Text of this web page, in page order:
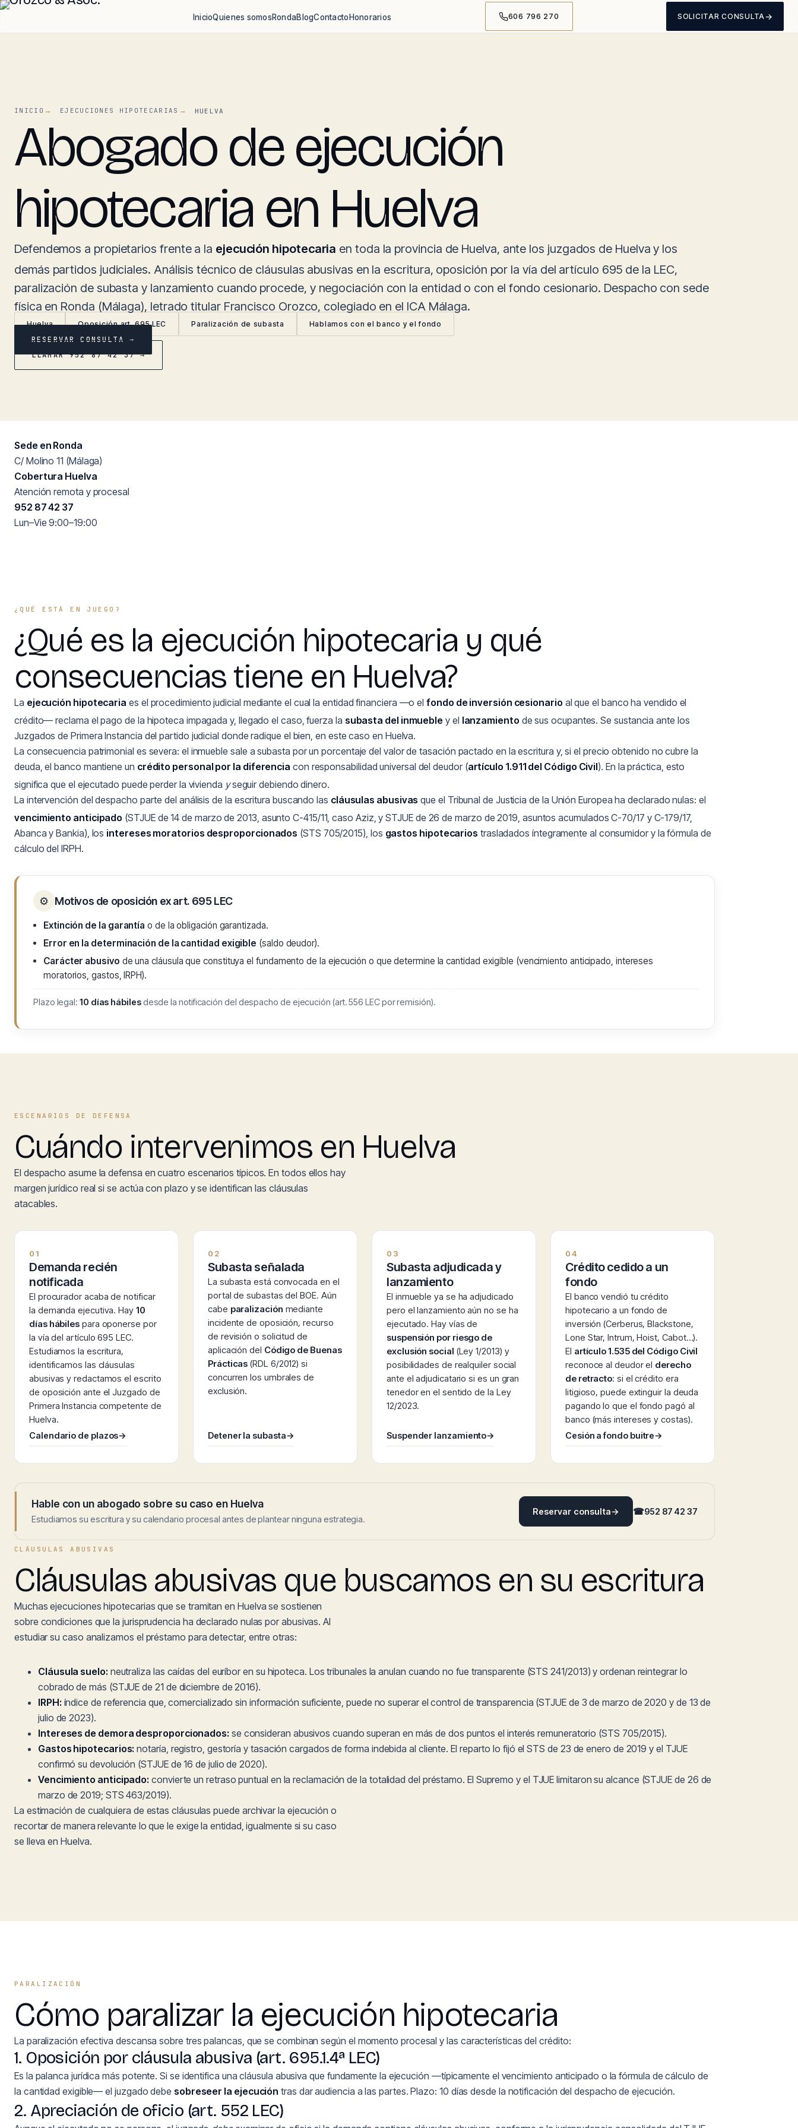
InicioQuienes somosRondaBlogContactoHonorarios 606 796 270 SOLICITAR CONSULTA→
INICIO EJECUCIONES HIPOTECARIAS HUELVA
Abogado de ejecución
hipotecaria en Huelva
Defendemos a propietarios frente a la ejecución hipotecaria en toda la provincia de Huelva, ante los juzgados de Huelva y los
demás partidos judiciales. Análisis técnico de cláusulas abusivas en la escritura, oposición por la vía del artículo 695 de la LEC,
paralización de subasta y lanzamiento cuando procede, y negociación con la entidad o con el fondo cesionario. Despacho con sede
física en Ronda (Málaga), letrado titular Francisco Orozco, colegiado en el ICA Málaga.
Huelva Oposición art. 695 LEC Paralización de subasta Hablamos con el banco y el fondo
RESERVAR CONSULTA →
LLAMAR 952 87 42 37 →
Sede en Ronda
C/ Molino 11 (Málaga)
Cobertura Huelva
Atención remota y procesal
952 87 42 37
Lun–Vie 9:00–19:00
¿QUÉ ESTÁ EN JUEGO?
¿Qué es la ejecución hipotecaria y qué
consecuencias tiene en Huelva?
La ejecución hipotecaria es el procedimiento judicial mediante el cual la entidad financiera —o elfondo de inversión cesionario al que el banco ha vendido el
crédito— reclama el pago de la hipoteca impagada y, llegado el caso, fuerza la subasta del inmueble y el lanzamiento de sus ocupantes. Se sustancia ante los
Juzgados de Primera Instancia del partido judicial donde radique el bien, en este caso en Huelva.
La consecuencia patrimonial es severa: el inmueble sale a subasta por un porcentaje del valor de tasación pactado en la escritura y, si el precio obtenido no cubre la
deuda, el banco mantiene un crédito personal por la diferencia con responsabilidad universal del deudor (artículo 1.911 del Código Civil). En la práctica, esto
significa que el ejecutado puede perder la vivienda yseguir debiendo dinero.
La intervención del despacho parte del análisis de la escritura buscando las cláusulas abusivas que el Tribunal de Justicia de la Unión Europea ha declarado nulas: el
vencimiento anticipado (STJUE de 14 de marzo de 2013, asunto C-415/11, caso Aziz, y STJUE de 26 de marzo de 2019, asuntos acumulados C-70/17 y C-179/17,
Abanca y Bankia), los intereses moratorios desproporcionados (STS 705/2015), los gastos hipotecarios trasladados íntegramente al consumidor y la fórmula de
cálculo del IRPH.
⚙ Motivos de oposición ex art. 695 LEC
Extinción de la garantía o de la obligación garantizada.
Error en la determinación de la cantidad exigible (saldo deudor).
Carácter abusivo de una cláusula que constituya el fundamento de la ejecución o que determine la cantidad exigible (vencimiento anticipado, intereses
moratorios, gastos, IRPH).
Plazo legal: 10 días hábilesdesde la notificación del despacho de ejecución (art. 556 LEC por remisión).
ESCENARIOS DE DEFENSA
Cuándo intervenimos en Huelva
El despacho asume la defensa en cuatro escenarios típicos. En todos ellos hay
margen jurídico real si se actúa con plazo y se identifican las cláusulas
atacables.
01
Demanda recién
notificada
El procurador acaba de notificar
la demanda ejecutiva. Hay 10
días hábiles para oponerse por
la vía del artículo 695 LEC.
Estudiamos la escritura,
identificamos las cláusulas
abusivas y redactamos el escrito
de oposición ante el Juzgado de
Primera Instancia competente de
Huelva.
Calendario de plazos→
02
Subasta señalada
La subasta está convocada en el
portal de subastas del BOE. Aún
cabe paralización mediante
incidente de oposición, recurso
de revisión o solicitud de
aplicación del Código de Buenas
Prácticas (RDL 6/2012) si
concurren los umbrales de
exclusión.
Detener la subasta→
03
Subasta adjudicada y
lanzamiento
El inmueble ya se ha adjudicado
pero el lanzamiento aún no se ha
ejecutado. Hay vías de
suspensión por riesgo de
exclusión social (Ley 1/2013) y
posibilidades de realquiler social
ante el adjudicatario si es un gran
tenedor en el sentido de la Ley
12/2023.
Suspender lanzamiento→
04
Crédito cedido a un
fondo
El banco vendió tu crédito
hipotecario a un fondo de
inversión (Cerberus, Blackstone,
Lone Star, Intrum, Hoist, Cabot…).
El artículo 1.535 del Código Civil
reconoce al deudor el derecho
de retracto: si el crédito era
litigioso, puede extinguir la deuda
pagando lo que el fondo pagó al
banco (más intereses y costas).
Cesión a fondo buitre→
Hable con un abogado sobre su caso en Huelva
Estudiamos su escritura y su calendario procesal antes de plantear ninguna estrategia.
Reservar consulta→ ☎952 87 42 37
CLÁUSULAS ABUSIVAS
Cláusulas abusivas que buscamos en su escritura
Muchas ejecuciones hipotecarias que se tramitan en Huelva se sostienen
sobre condiciones que la jurisprudencia ha declarado nulas por abusivas. Al
estudiar su caso analizamos el préstamo para detectar, entre otras:
Cláusula suelo: neutraliza las caídas del euríbor en su hipoteca. Los tribunales la anulan cuando no fue transparente (STS 241/2013) y ordenan reintegrar lo
cobrado de más (STJUE de 21 de diciembre de 2016).
IRPH: índice de referencia que, comercializado sin información suficiente, puede no superar el control de transparencia (STJUE de 3 de marzo de 2020 y de 13 de
julio de 2023).
Intereses de demora desproporcionados: se consideran abusivos cuando superan en más de dos puntos el interés remuneratorio (STS 705/2015).
Gastos hipotecarios: notaría, registro, gestoría y tasación cargados de forma indebida al cliente. El reparto lo fijó el STS de 23 de enero de 2019 y el TJUE
confirmó su devolución (STJUE de 16 de julio de 2020).
Vencimiento anticipado: convierte un retraso puntual en la reclamación de la totalidad del préstamo. El Supremo y el TJUE limitaron su alcance (STJUE de 26 de
marzo de 2019; STS 463/2019).
La estimación de cualquiera de estas cláusulas puede archivar la ejecución o
recortar de manera relevante lo que le exige la entidad, igualmente si su caso
se lleva en Huelva.
PARALIZACIÓN
Cómo paralizar la ejecución hipotecaria
La paralización efectiva descansa sobre tres palancas, que se combinan según el momento procesal y las características del crédito:
1. Oposición por cláusula abusiva (art. 695.1.4ª LEC)
Es la palanca jurídica más potente. Si se identifica una cláusula abusiva que fundamente la ejecución —típicamente el vencimiento anticipado o la fórmula de cálculo de
la cantidad exigible— el juzgado debe sobreseer la ejecución tras dar audiencia a las partes. Plazo: 10 días desde la notificación del despacho de ejecución.
2. Apreciación de oficio (art. 552 LEC)